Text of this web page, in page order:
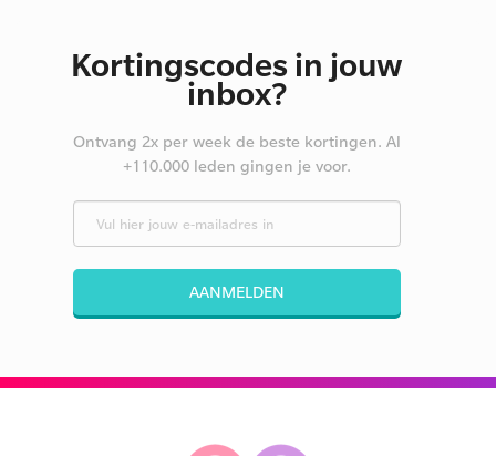
Kortingscodes in jouw
inbox?
Ontvang 2x per week de beste kortingen. Al
+110.000 leden gingen je voor.
AANMELDEN